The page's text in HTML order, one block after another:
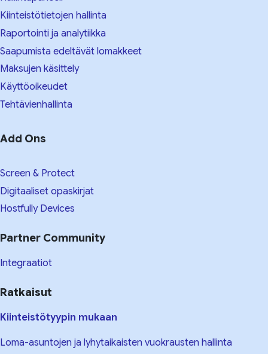
Kiinteistötietojen hallinta
Raportointi ja analytiikka
Saapumista edeltävät lomakkeet
Maksujen käsittely
Käyttöoikeudet
Tehtävienhallinta
Add Ons
Screen & Protect
Digitaaliset opaskirjat
Hostfully Devices
Partner Community
Integraatiot
Ratkaisut
Kiinteistötyypin mukaan
Loma-asuntojen ja lyhytaikaisten vuokrausten hallinta